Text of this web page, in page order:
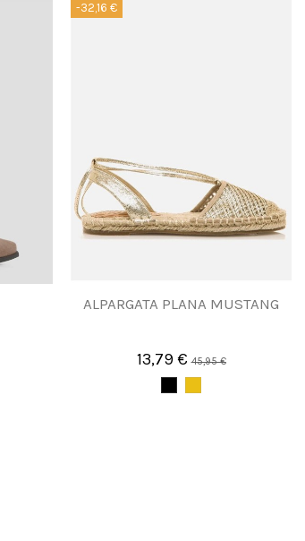
-32,16 €
ALPARGATA PLANA MUSTANG
13,79 €45,95 €